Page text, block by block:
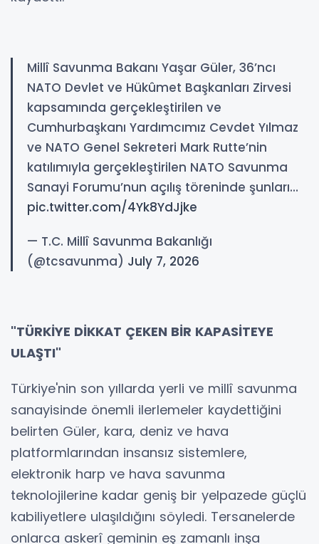
Millî Savunma Bakanı Yaşar Güler, 36’ncı
NATO Devlet ve Hükûmet Başkanları Zirvesi
kapsamında gerçekleştirilen ve
Cumhurbaşkanı Yardımcımız Cevdet Yılmaz
ve NATO Genel Sekreteri Mark Rutte’nin
katılımıyla gerçekleştirilen NATO Savunma
Sanayi Forumu’nun açılış töreninde şunları…
pic.twitter.com/4Yk8YdJjke
— T.C. Millî Savunma Bakanlığı
(@tcsavunma) July 7, 2026
"TÜRKİYE DİKKAT ÇEKEN BİR KAPASİTEYE
ULAŞTI"
Türkiye'nin son yıllarda yerli ve millî savunma
sanayisinde önemli ilerlemeler kaydettiğini
belirten Güler, kara, deniz ve hava
platformlarından insansız sistemlere,
elektronik harp ve hava savunma
teknolojilerine kadar geniş bir yelpazede güçlü
kabiliyetlere ulaşıldığını söyledi. Tersanelerde
onlarca askerî geminin eş zamanlı inşa